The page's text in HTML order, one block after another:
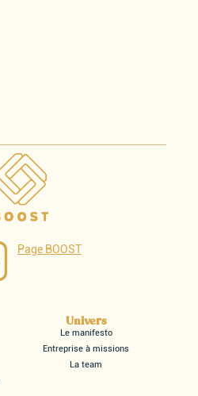
Page BOOST
Univers
Le manifesto
Entreprise à missions
La team